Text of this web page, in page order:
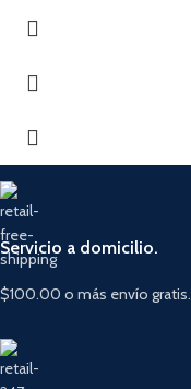
Servicio a domicilio.
$100.00 o más envío gratis.